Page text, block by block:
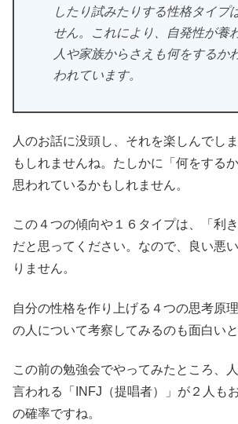
したり試みたりする性格タイプ
せん。これにより、自発性が養
人や家族からさえも何をするか
われています。
人のお話に没頭し、それを楽しんでし
もしれませんね。たしかに「何をする
思われているかもしれません。
この４つの傾向や１６タイプは、「利
だと思ってください。なので、良い悪
りません。
自分の性格を作り上げる４つの思考原
の人について考察してみるのも面白いと
この前の勉強会でやってみたところ、
言われる「INFJ（提唱者）」が２人も
の確率ですね。